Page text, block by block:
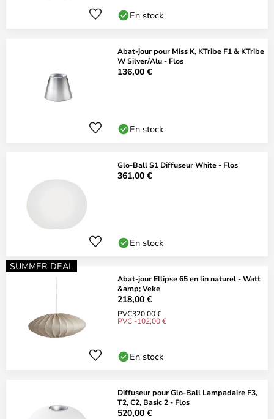
En stock
Abat-jour pour Miss K, KTribe F1 & KTribe
W Silver/Alu - Flos
136,00 €
En stock
Glo-Ball S1 Diffuseur White - Flos
361,00 €
En stock
SUMMER DEAL
Abat-jour Ellipse 65 en lin naturel - Watt
&amp; Veke
218,00 €
PVC320,00 €
PVC -102,00 €
En stock
Diffuseur pour Glo-Ball Lampadaire F3,
T2, C2, Basic 2 - Flos
520,00 €